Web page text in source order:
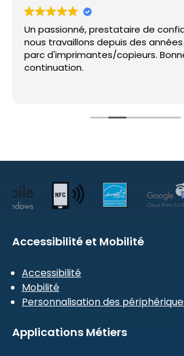
Un passionné, prestataire de
nous travaillons depuis des
parc d'imprimantes/copieurs.
continuation.
Accessibilité et Mobilité
Accessibilité
Mobilité
Personnalisation des
Applications Métiers